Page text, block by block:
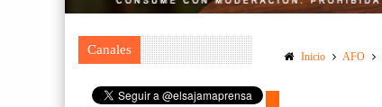
Canales Inicio AFO